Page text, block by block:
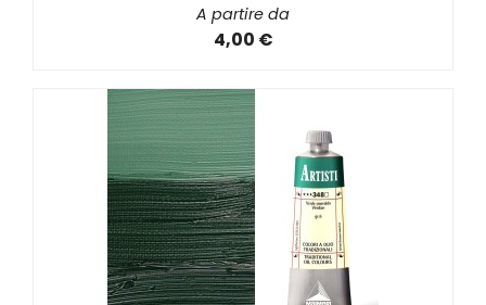
A partire da
4,00 €